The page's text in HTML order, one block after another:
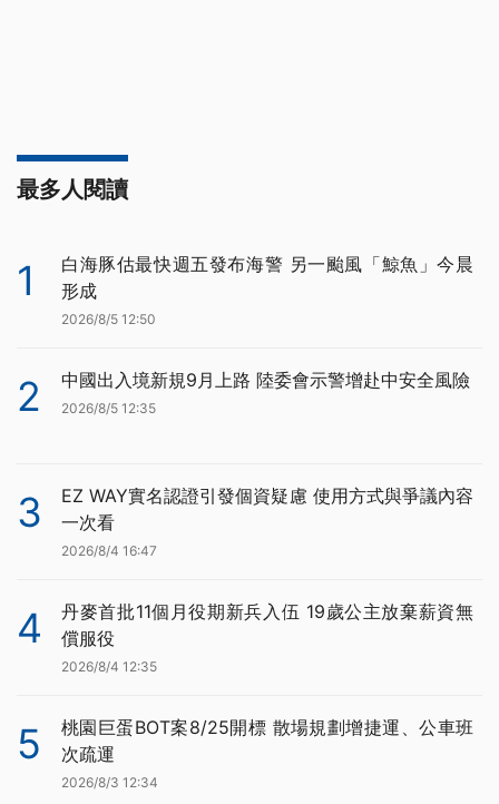
最多人閱讀
1
白海豚估最快週五發布海警 另一颱風「鯨魚」今晨
形成
2026/8/5 12:50
2 中國出入境新規9月上路 陸委會示警增赴中安全風險
2026/8/5 12:35
3
EZ WAY實名認證引發個資疑慮 使用方式與爭議內容
一次看
2026/8/4 16:47
4
丹麥首批11個月役期新兵入伍 19歲公主放棄薪資無
償服役
2026/8/4 12:35
5
桃園巨蛋BOT案8/25開標 散場規劃增捷運、公車班
次疏運
2026/8/3 12:34